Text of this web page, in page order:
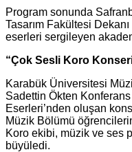
Program sonunda
Tasarım Fakültesi
eserleri sergileyen
“Çok Sesli Koro
Karabük Üniversitesi
Sadettin Ökten
Eserleri’nden oluşan
Müzik Bölümü
Koro ekibi, müzik ve ses
büyüledi.